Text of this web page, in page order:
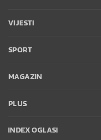
VIJESTI
SPORT
MAGAZIN
PLUS
INDEX OGLASI